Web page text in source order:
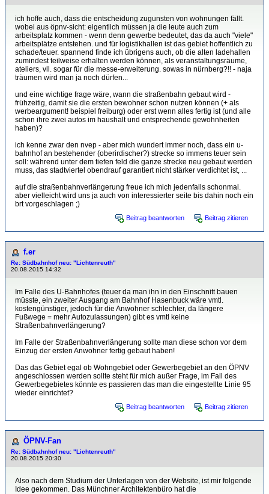
ich hoffe auch, dass die entscheidung zugunsten von wohnungen fällt.
wobei aus öpnv-sicht: eigentlich müssen ja die leute auch zum
arbeitsplatz kommen - wenn denn gewerbe bedeutet, das da auch "viele"
arbeitsplätze entstehen. und für logistikhallen ist das gebiet hoffentlich zu
schade/teuer. spannend finde ich übrigens auch, ob die alten ladehallen
zumindest teilweise erhalten werden können, als veranstaltungsräume,
ateliers, vll. sogar für die messe-erweiterung. sowas in nürnberg?!! - naja
träumen wird man ja noch dürfen...
und eine wichtige frage wäre, wann die straßenbahn gebaut wird -
frühzeitig, damit sie die ersten bewohner schon nutzen können (+ als
werbeargument! beispiel freiburg) oder erst wenn alles fertig ist (und alle
schon ihre zwei autos im haushalt und entsprechende gewohnheiten
haben)?
ich kenne zwar den nvep - aber mich wundert immer noch, dass ein u-
bahnhof an bestehender (oberirdischer?) strecke so immens teuer sein
soll: während unter dem tiefen feld die ganze strecke neu gebaut werden
muss, das stadtviertel obendrauf garantiert nicht stärker verdichtet ist, ...
auf die straßenbahnverlängerung freue ich mich jedenfalls schonmal.
aber vielleicht wird uns ja auch von interessierter seite bis dahin noch ein
brt vorgeschlagen ;)
Beitrag beantworten Beitrag zitieren
f.er
Re: Südbahnhof neu: "Lichtenreuth"
20.08.2015 14:32
Im Falle des U-Bahnhofes (teuer da man ihn in den Einschnitt bauen
müsste, ein zweiter Ausgang am Bahnhof Hasenbuck wäre vmtl.
kostengünstiger, jedoch für die Anwohner schlechter, da längere
Fußwege = mehr Autozulassungen) gibt es vmtl keine
Straßenbahnverlängerung?
Im Falle der Straßenbahnverlängerung sollte man diese schon vor dem
Einzug der ersten Anwohner fertig gebaut haben!
Das das Gebiet egal ob Wohngebiet oder Gewerbegebiet an den ÖPNV
angeschlossen werden sollte steht für mich außer Frage, im Fall des
Gewerbegebietes könnte es passieren das man die eingestellte Linie 95
wieder einrichtet?
Beitrag beantworten Beitrag zitieren
ÖPNV-Fan
Re: Südbahnhof neu: "Lichtenreuth"
20.08.2015 20:30
Also nach dem Studium der Unterlagen von der Website, ist mir folgende
Idee gekommen. Das Münchner Architektenbüro hat die